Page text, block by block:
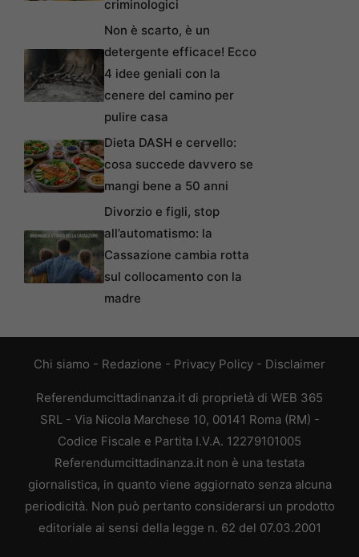
criminologici
Non è scarto, è un
detergente efficace! Ecco
4 idee geniali con la
cenere del camino per
pulire casa
Dieta DASH e cervello:
cosa succede davvero se
mangi bene a 50 anni
Divorzio e figli, stop
all’automatismo: la
Cassazione cambia rotta
sul collocamento con la
madre
Chi siamo - Redazione - Privacy Policy - Disclaimer
Referendumcittadinanza.it di proprietà di WEB 365
SRL - Via Nicola Marchese 10, 00141 Roma (RM) -
Codice Fiscale e Partita I.V.A. 12279101005
Referendumcittadinanza.it non è una testata
giornalistica, in quanto viene aggiornato senza alcuna
periodicità. Non può pertanto considerarsi un prodotto
editoriale ai sensi della legge n. 62 del 07.03.2001